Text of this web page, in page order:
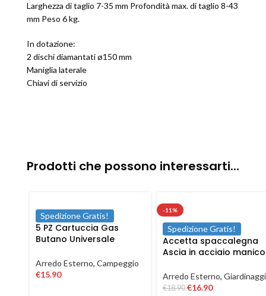
Larghezza di taglio 7-35 mm Profondità max. di taglio 8-43
mm Peso 6 kg.
In dotazione:
2 dischi diamantati ø150 mm
Maniglia laterale
Chiavi di servizio
Prodotti che possono interessarti...
Spedizione Gratis!
5 PZ Cartuccia Gas
Butano Universale
campeggio 190 gr
Arredo Esterno, Campeggio
€15.90
-11%
Spedizione Gratis!
Accetta spaccalegna
Ascia in acciaio manico
600 1500 gr
Arredo Esterno,
€18.90 €16.90